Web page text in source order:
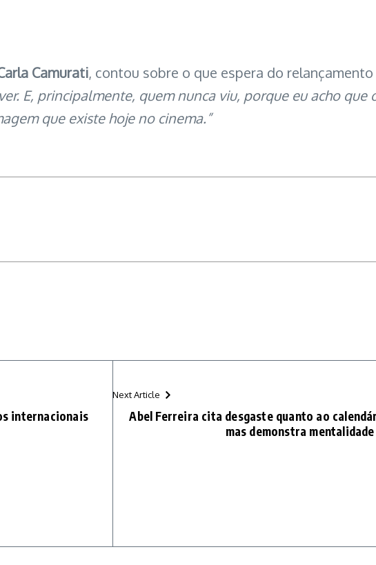
Camurati, contou sobre o que espera do
E, principalmente, quem nunca viu, porque eu acho
que existe hoje no cinema.”
internacionais
Next Article
Abel Ferreira cita desgaste quanto ao
mas demonstra